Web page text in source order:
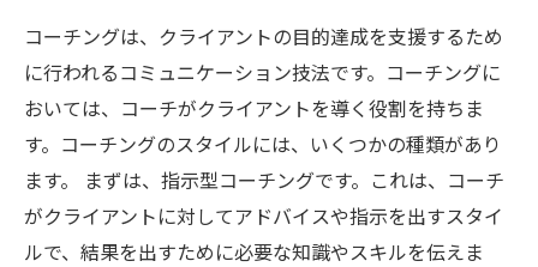
コーチングは、クライアントの目的達成を支援するため
に行われるコミュニケーション技法です。コーチングに
おいては、コーチがクライアントを導く役割を持ちま
す。コーチングのスタイルには、いくつかの種類があり
ます。 まずは、指示型コーチングです。これは、コーチ
がクライアントに対してアドバイスや指示を出すスタイ
ルで、結果を出すために必要な知識やスキルを伝えま